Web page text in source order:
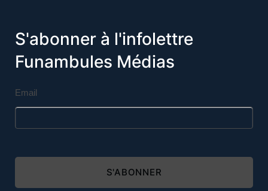
S'abonner à l'infolettre
Funambules Médias
Email
S'ABONNER